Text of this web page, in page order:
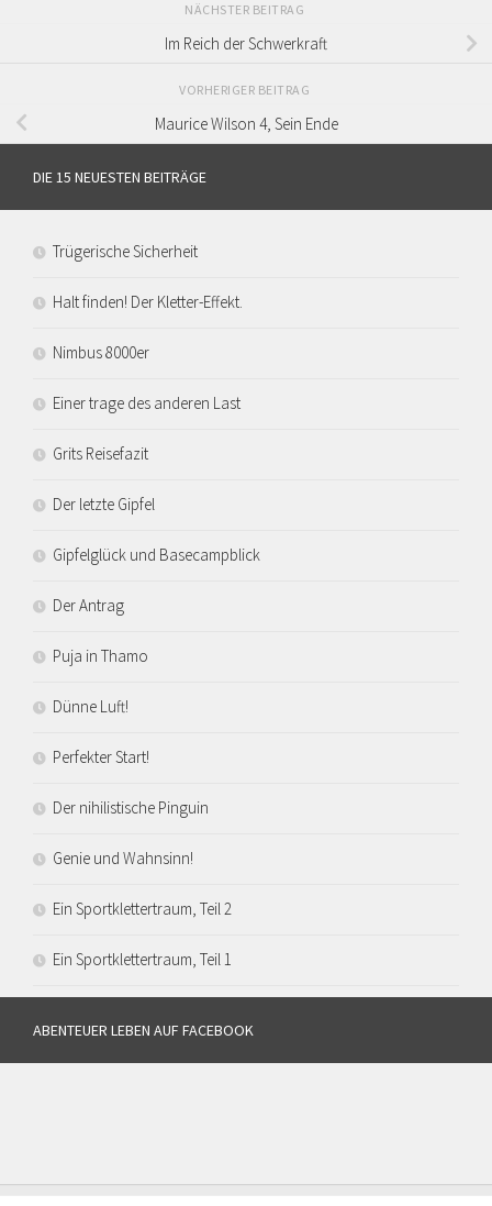
NÄCHSTER BEITRAG
Im Reich der Schwerkraft
VORHERIGER BEITRAG
Maurice Wilson 4, Sein Ende
DIE 15 NEUESTEN BEITRÄGE
Trügerische Sicherheit
Halt finden! Der Kletter-Effekt.
Nimbus 8000er
Einer trage des anderen Last
Grits Reisefazit
Der letzte Gipfel
Gipfelglück und Basecampblick
Der Antrag
Puja in Thamo
Dünne Luft!
Perfekter Start!
Der nihilistische Pinguin
Genie und Wahnsinn!
Ein Sportklettertraum, Teil 2
Ein Sportklettertraum, Teil 1
ABENTEUER LEBEN AUF FACEBOOK